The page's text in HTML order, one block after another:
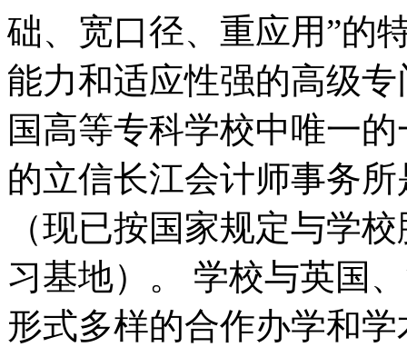
础、宽口径、重应用”的
能力和适应性强的高级
国高等专科学校中唯一
的立信长江会计师事务
（现已按国家规定与学
习基地）。 学校与英国
形式多样的合作办学和